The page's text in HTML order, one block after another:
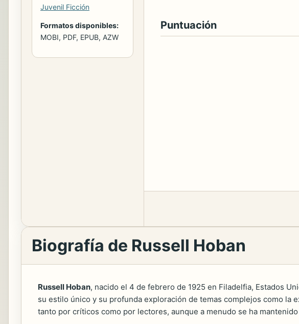
Juvenil Ficción
Formatos disponibles:
MOBI, PDF, EPUB, AZW
Puntuación
Biografía de Russell Hoban
Russell Hoban, nacido el 4 de febrero de 1925 en Filadelfia, Estados
su estilo único y su profunda exploración de temas complejos como la
tanto por críticos como por lectores, aunque a menudo se ha